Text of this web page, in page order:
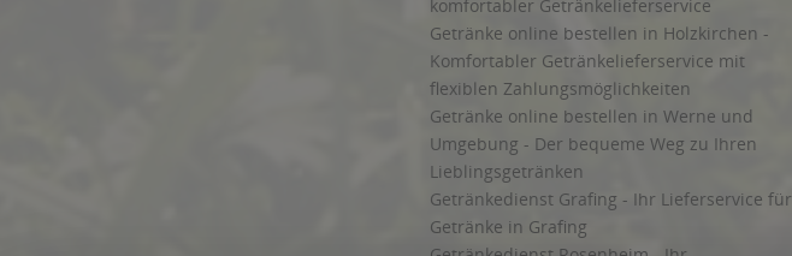
komfortabler Getränkelieferservice
Getränke online bestellen in Holzkirchen -
Komfortabler Getränkelieferservice mit
flexiblen Zahlungsmöglichkeiten
Getränke online bestellen in Werne und
Umgebung - Der bequeme Weg zu Ihren
Lieblingsgetränken
Getränkedienst Grafing - Ihr Lieferservice für
Getränke in Grafing